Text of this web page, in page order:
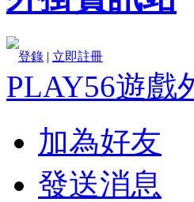
登錄 | 立即註冊
PLAY56遊戲
加為好友
發送消息